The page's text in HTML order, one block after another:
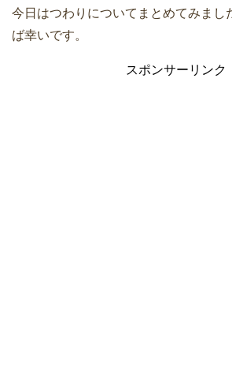
今日はつわりについてまとめてみまし
ば幸いです。
スポンサーリンク